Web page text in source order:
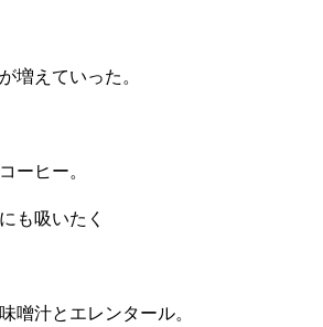
増えていった。
ーヒー。
も吸いたく
噌汁とエレンタール。